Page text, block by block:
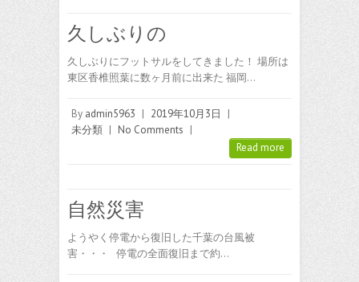
久しぶりの
久しぶりにフットサルをしてきました！ 場所は
東区香椎照葉に数ヶ月前に出来た 福岡…
By admin5963 | 2019年10月3日
|
未分類 | No Comments |
Read more
自然災害
ようやく停電から復旧した千葉の台風被
害・・・ 停電の全面復旧まで約…